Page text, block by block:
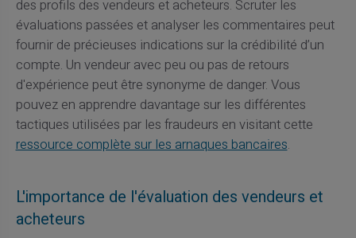
des profils des vendeurs et acheteurs. Scruter les
évaluations passées et analyser les commentaires peut
fournir de précieuses indications sur la crédibilité d’un
compte. Un vendeur avec peu ou pas de retours
d'expérience peut être synonyme de danger. Vous
pouvez en apprendre davantage sur les différentes
tactiques utilisées par les fraudeurs en visitant cette
ressource complète sur les arnaques bancaires.
L'importance de l'évaluation des vendeurs et
acheteurs